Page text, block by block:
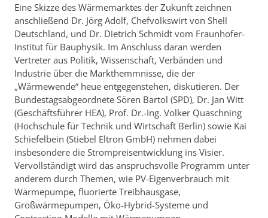
Eine Skizze des Wärmemarktes der Zukunft zeichnen
anschließend Dr. Jörg Adolf, Chefvolkswirt von Shell
Deutschland, und Dr. Dietrich Schmidt vom Fraunhofer-
Institut für Bauphysik. Im Anschluss daran werden
Vertreter aus Politik, Wissenschaft, Verbänden und
Industrie über die Markthemmnisse, die der
„Wärmewende“ heue entgegenstehen, diskutieren. Der
Bundestagsabgeordnete Sören Bartol (SPD), Dr. Jan Witt
(Geschäftsführer HEA), Prof. Dr.-Ing. Volker Quaschning
(Hochschule für Technik und Wirtschaft Berlin) sowie Kai
Schiefelbein (Stiebel Eltron GmbH) nehmen dabei
insbesondere die Strompreisentwicklung ins Visier.
Vervollständigt wird das anspruchsvolle Programm unter
anderem durch Themen, wie PV-Eigenverbrauch mit
Wärmepumpe, fluorierte Treibhausgase,
Großwärmepumpen, Öko-Hybrid-Systeme und